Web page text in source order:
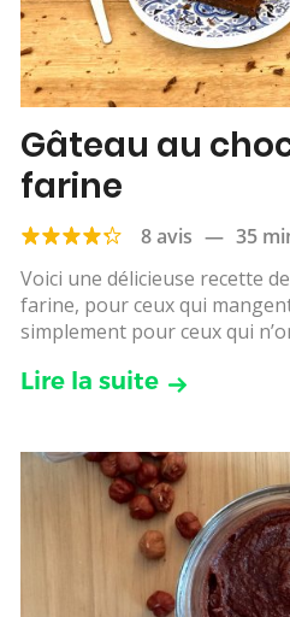
Gâteau au
farine
8 avis — 35
Voici une délicieuse recette
farine, pour ceux qui
simplement pour ceux qui
Lire la suite